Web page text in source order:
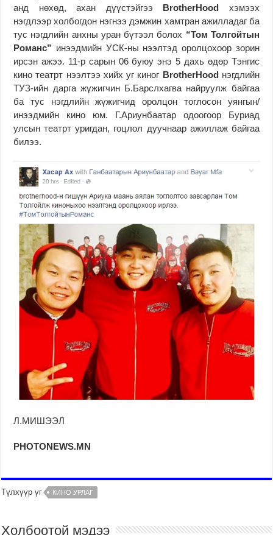
анд нөхөд, ахан дүүстэйгээ BrotherHood хэмээх
нэгдлээр холбогдон нэгнээ дэмжин хамтран ажилладаг ба
тус нэгдлийн анхны уран бүтээл болох “Том Толгойтын
Романс” инээдмийн УСК-ны нээлтэд оролцохоор зорин
ирсэн ажээ. 11-р сарын 06 буюу энэ 5 дахь өдөр Тэнгис
кино театрт нээлтээ хийх уг киног BrotherHood нэгдлийн
ТУЗ-ийн дарга жүжигчин Б.Барслхагва найруулж байгаа
ба тус нэгдлийн жүжигчид оролцон тоглосон уянгын/
инээдмийн кино юм. Г.Ариунбаатар одоогоор Буриад
улсын театрт уригдан, гоцлол дуучнаар ажиллаж байгаа
билээ.
Л.МИШЭЭЛ
PHOTONEWS.MN
Түлхүүр үг КИНО УРЛАГ
Холбоотой мэдээ